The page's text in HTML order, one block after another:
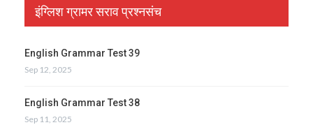
इंग्लिश ग्रामर सराव प्रश्नसंच
English Grammar Test 39
Sep 12, 2025
English Grammar Test 38
Sep 11, 2025